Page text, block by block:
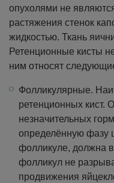
опухолями не
растяжения стенок
жидкостью. Ткань
Ретенционные кисты
ним относят
Фолликулярные.
ретенционных кист.
незначительных
определённую фазу
фолликуле, должна
фолликул не
продвижения